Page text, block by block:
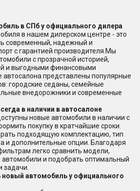
в СПб у официального дилера
в нашем дилерском центре - это
современный, надежный и
с гарантией производителя.Мы
с прозрачной историей,
и выгодными финансовыми
автосалона представлены популярные
городские седаны, семейные
внедорожники и современные
в наличии в автосалоне
новые автомобили в наличии с
покупку в кратчайшие сроки.
подходящую комплектацию, тип
и дополнительные опции. Благодаря
легко сравнить модели,
и подобрать оптимальный
задачи.
новый автомобиль у официального